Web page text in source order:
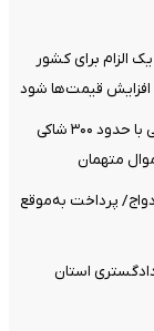
الزام برای کشور
افزایش قیمت‌ها شود
رسیدگی به پرونده کلاهبرداری یک شرکت مهاجرتی با حدود ۳۰۰ شاکی
پرداخت به‌موقع
استان